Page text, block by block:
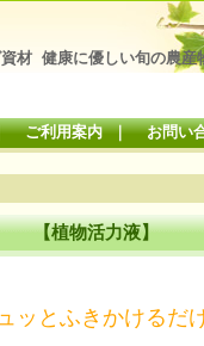
材 健康に優しい旬の農産
ご利用案内｜ お問い
【植物活力液】
ッとふきかけるだ